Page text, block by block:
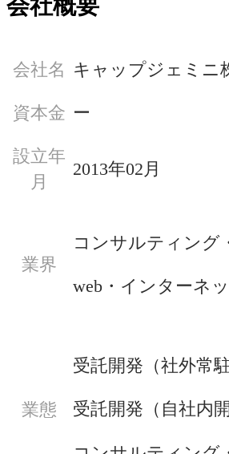
会社概要
会社名 キャップジェミニ
資本金 ー
設立年
月
2013年02月
業界
コンサルティング
web・インターネ
業態
受託開発（社外常駐
受託開発（自社内開